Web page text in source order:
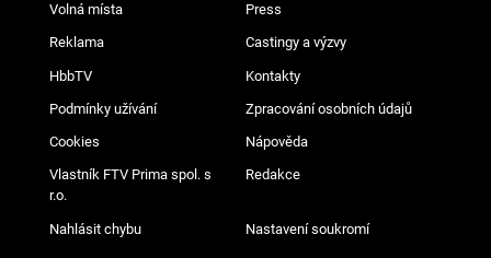
Volná místa Press
Reklama Castingy a výzvy
HbbTV Kontakty
Podmínky užívání Zpracování osobních údajů
Cookies Nápověda
Vlastník FTV Prima spol. s
r.o.
Redakce
Nahlásit chybu Nastavení soukromí